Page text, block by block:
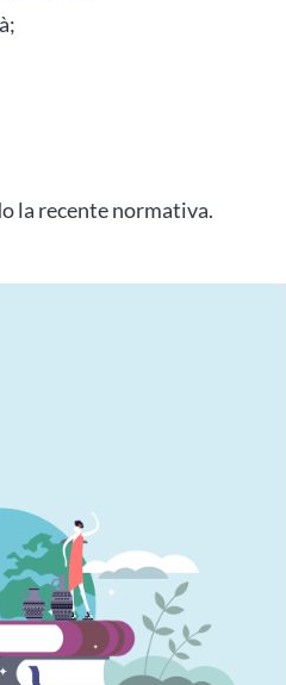
la recente normativa.